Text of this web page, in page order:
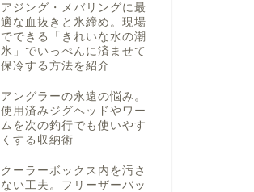
アジング・メバリングに最
適な血抜きと氷締め。現場
でできる「きれいな水の潮
氷」でいっぺんに済ませて
保冷する方法を紹介
アングラーの永遠の悩み。
使用済みジグヘッドやワー
ムを次の釣行でも使いやす
くする収納術
クーラーボックス内を汚さ
ない工夫。フリーザーバッ